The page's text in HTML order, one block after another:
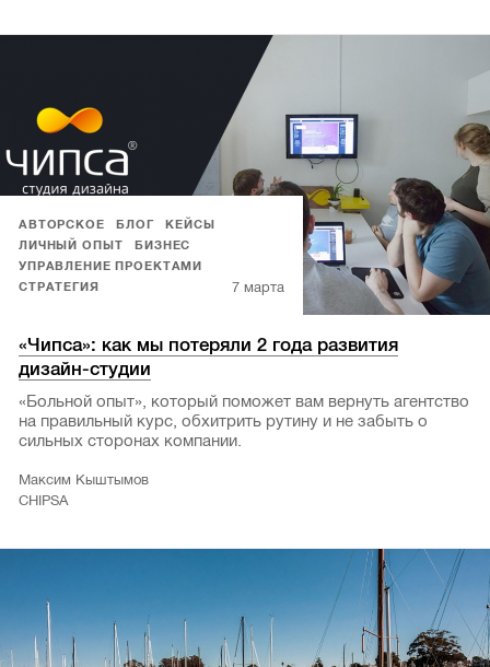
АВТОРСКОЕ БЛОГ
КЕЙСЫ
ЛИЧНЫЙ ОПЫТ
БИЗНЕС
УПРАВЛЕНИЕ ПРОЕКТАМИ
СТРАТЕГИЯ
7 марта
«Чипса»: как мы потеряли 2 года развития
дизайн-студии
«Больной опыт», который поможет вам вернуть агентство
на правильный курс, обхитрить рутину и не забыть о
сильных сторонах компании.
Максим Кыштымов
CHIPSA